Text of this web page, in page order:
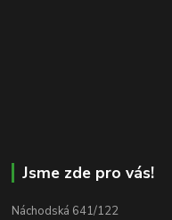
Jsme zde pro vás!
Náchodská 641/122